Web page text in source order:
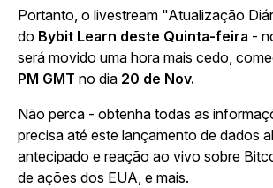
Portanto, o livestream "Atualização
do Bybit Learn deste Quinta-feira -
será movido uma hora mais cedo,
PM GMT no dia 20 de Nov.
Não perca - obtenha todas as
precisa até este lançamento de dados
antecipado e reação ao vivo sobre
de ações dos EUA, e mais.